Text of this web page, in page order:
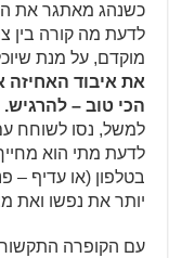
כשנהג מאתגר את
לדעת מה קורה בין
מוקדם, על מנת שיוכל
את איבוד האחיזה
הכי טוב – להרגיש.
למשל, נסו לשוחח
לדעת מתי הוא
בטלפון (או עדיף –
יותר את נפשו ואת
עם הקופרה